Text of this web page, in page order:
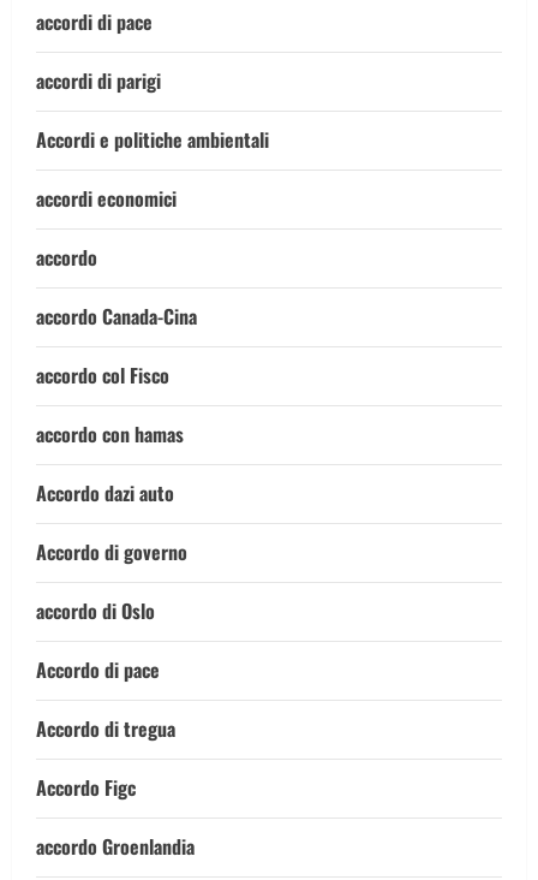
accordi di pace
accordi di parigi
Accordi e politiche ambientali
accordi economici
accordo
accordo Canada-Cina
accordo col Fisco
accordo con hamas
Accordo dazi auto
Accordo di governo
accordo di Oslo
Accordo di pace
Accordo di tregua
Accordo Figc
accordo Groenlandia